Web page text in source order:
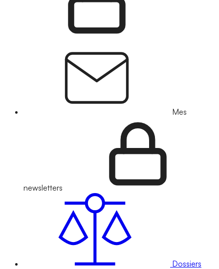
Mes
newsletters
Dossiers